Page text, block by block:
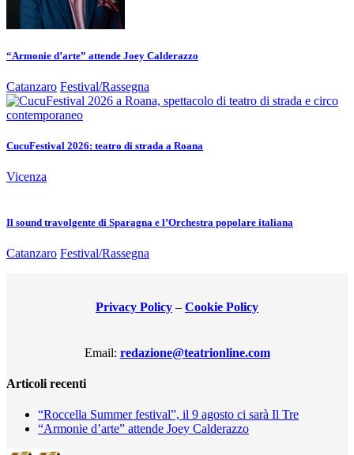
“Armonie d’arte” attende Joey Calderazzo
Catanzaro Festival/Rassegna
CucuFestival 2026: teatro di strada a Roana
Vicenza
Il sound travolgente di Sparagna e l’Orchestra popolare italiana
Catanzaro Festival/Rassegna
Privacy Policy – Cookie Policy
Email: redazione@teatrionline.com
Articoli recenti
“Roccella Summer festival”, il 9 agosto ci sarà Il Tre
“Armonie d’arte” attende Joey Calderazzo